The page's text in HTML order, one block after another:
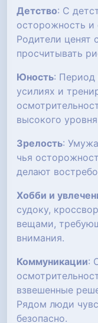
Детство: С
осторожность и
Родители ценят
просчитывать
Юность: Период
усилиях и
высокого
Зрелость:
чья
делают
Хобби и
судоку,
вещами,
внимания.
Коммуникации:
взвешенные
Рядом люди
безопасно.